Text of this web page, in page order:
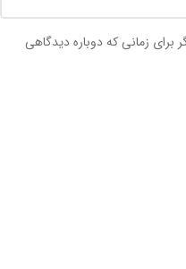
برای زمانی که دوباره دیدگاهی